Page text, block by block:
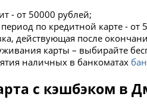
- от 50000 рублей;
по кредитной карте - от
действующая после
карты – выбирайте
наличных в банкоматах
с кэшбэком в